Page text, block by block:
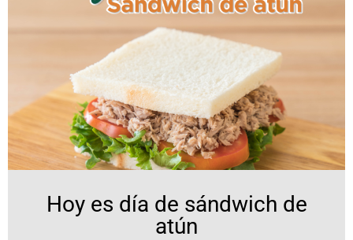
Hoy es día de sándwich de
atún